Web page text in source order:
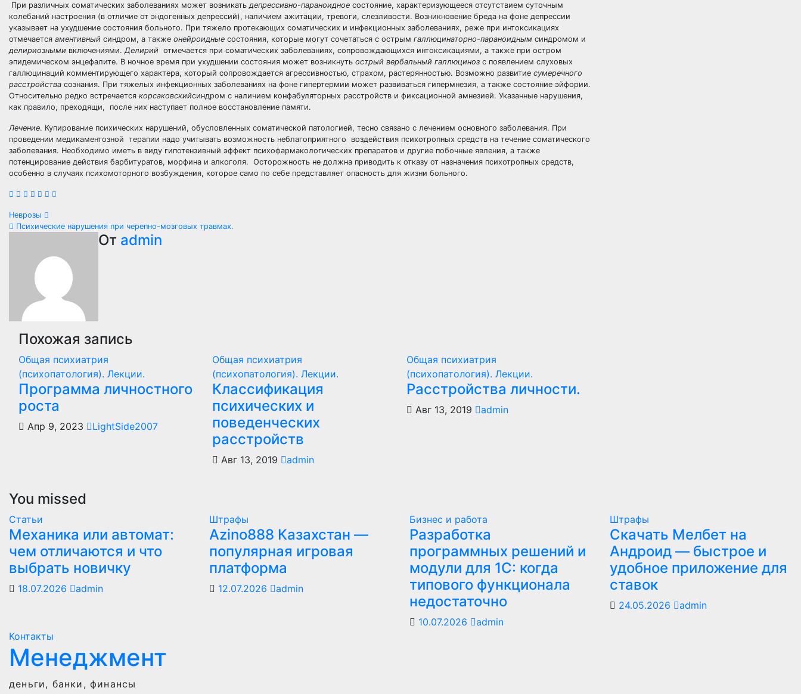
При различных соматических заболеваниях может возникатьдепрессивно-параноидное состояние, характеризующееся отсутствием суточным
колебаний настроения (в отличие от эндогенных депрессий), наличием ажитации, тревоги, слезливости. Возникновение бреда на фоне депрессии
указывает на ухудшение состояния больного. При тяжело протекающих соматических и инфекционных заболеваниях, реже при интоксикациях
отмечается аментивный синдром, а также онейроидные состояния, которые могут сочетаться с острым галлюцинаторно-параноидным синдромом и
делириозными включениями.Делирий отмечается при соматических заболеваниях, сопровождающихся интоксикациями, а также при остром
эпидемическом энцефалите. В ночное время при ухудшении состояния может возникнуть острый вербальный галлюциноз с появлением слуховых
галлюцинаций комментирующего характера, который сопровождается агрессивностью, страхом, растерянностью. Возможно развитие сумеречного
расстройства сознания. При тяжелых инфекционных заболеваниях на фоне гипертермии может развиваться гипермнезия, а также состояние эйфории.
Относительно редко встречается корсаковскийсиндром с наличием конфабуляторных расстройств и фиксационной амнезией. Указанные нарушения,
как правило, преходящи, после них наступает полное восстановление памяти.
Лечение. Купирование психических нарушений, обусловленных соматической патологией, тесно связано с лечением основного заболевания. При
проведении медикаментозной терапии надо учитывать возможность неблагоприятного воздействия психотропных средств на течение соматического
заболевания. Необходимо иметь в виду гипотензивный эффект психофармакологических препаратов и другие побочные явления, а также
потенцирование действия барбитуратов, морфина и алкоголя. Осторожность не должна приводить к отказу от назначения психотропных средств,
особенно в случаях психомоторного возбуждения, которое само по себе представляет опасность для жизни больного.
Навигация
записям
Неврозы
Психические нарушения при черепно-мозговых травмах.
От admin
Похожая запись
Общая психиатрия
(психопатология). Лекции.
Программа личностного
роста
Апр 9, 2023 LightSide2007
Общая психиатрия
(психопатология). Лекции.
Классификация
психических и
поведенческих
расстройств
Авг 13, 2019 admin
Общая психиатрия
(психопатология). Лекции.
Расстройства личности.
Авг 13, 2019 admin
You missed
Статьи
Механика или автомат:
чем отличаются и что
выбрать новичку
18.07.2026 admin
Штрафы
Azino888 Казахстан —
популярная игровая
платформа
12.07.2026 admin
Бизнес и работа
Разработка
программных решений и
модули для 1С: когда
типового функционала
недостаточно
10.07.2026 admin
Штрафы
Скачать Мелбет на
Андроид — быстрое и
удобное приложение для
ставок
24.05.2026 admin
Контакты
Менеджмент
деньги, банки, финансы